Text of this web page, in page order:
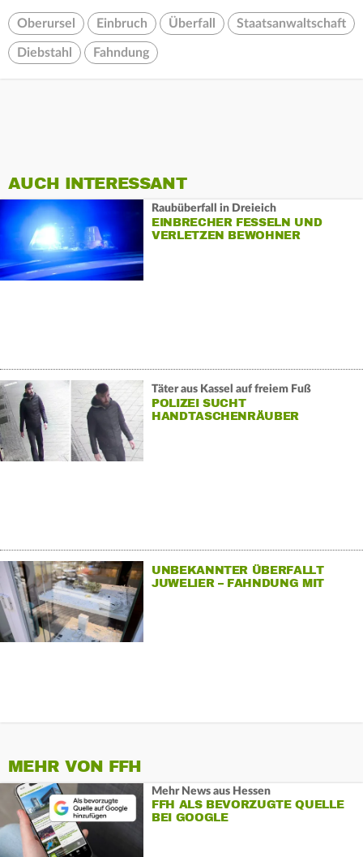
Oberursel Einbruch Überfall Staatsanwaltschaft
Diebstahl Fahndung
AUCH INTERESSANT
Raubüberfall in Dreieich
EINBRECHER FESSELN UND
VERLETZEN BEWOHNER
Täter aus Kassel auf freiem Fuß
POLIZEI SUCHT
HANDTASCHENRÄUBER
UNBEKANNTER ÜBERFALLT
JUWELIER – FAHNDUNG MIT
MEHR VON FFH
Mehr News aus Hessen
FFH ALS BEVORZUGTE QUELLE
BEI GOOGLE